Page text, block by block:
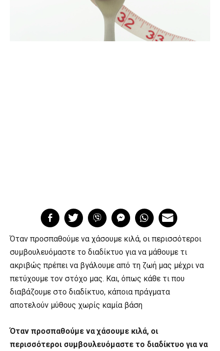
Όταν προσπαθούμε να χάσουμε κιλά, οι περισσότεροι
συμβουλευόμαστε το διαδίκτυο για να μάθουμε τι
ακριβώς πρέπει να βγάλουμε από τη ζωή μας μέχρι να
πετύχουμε τον στόχο μας. Και, όπως κάθε τι που
διαβάζουμε στο διαδίκτυο, κάποια πράγματα
αποτελούν μύθους χωρίς καμία βάση
Όταν προσπαθούμε να χάσουμε κιλά, οι
περισσότεροι συμβουλευόμαστε το διαδίκτυο για να